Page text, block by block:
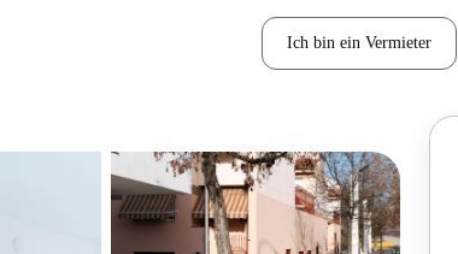
Ich bin ein Vermieter